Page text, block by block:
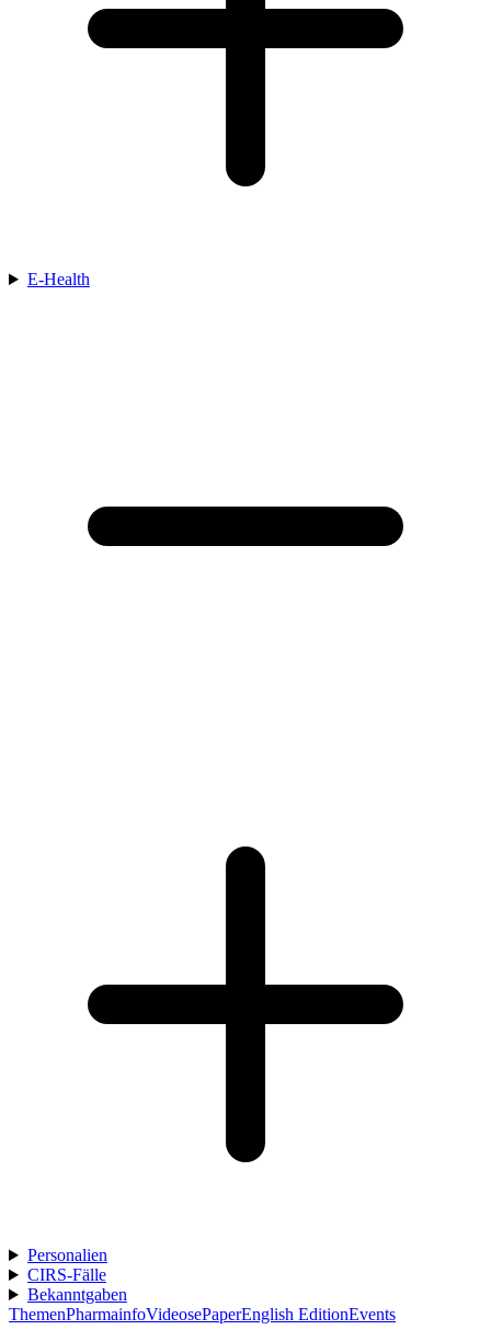
E-Health
Personalien
CIRS-Fälle
Bekanntgaben
ThemenPharmainfoVideosePaperEnglish EditionEvents